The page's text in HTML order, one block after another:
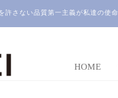
許さない品質第一主義が私達の使命
HOME